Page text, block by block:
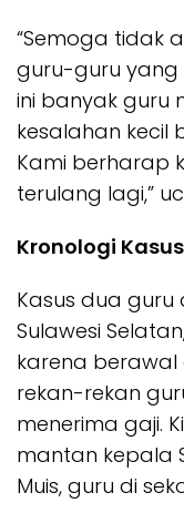
“Semoga tidak
guru-guru yang
ini banyak guru
kesalahan kecil
Kami berharap
terulang lagi,”
Kronologi Kasus
Kasus dua guru
Sulawesi
karena
rekan-rekan
menerima gaji.
mantan kepala
Muis, guru di